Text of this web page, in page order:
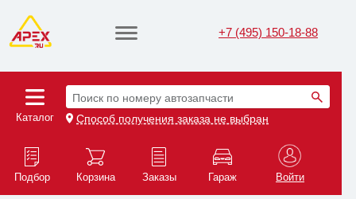
+7 (495) 150-18-88
Каталог
Поиск по номеру автозапчасти
Способ получения заказа не выбран
Подбор Корзина Заказы Гараж Войти